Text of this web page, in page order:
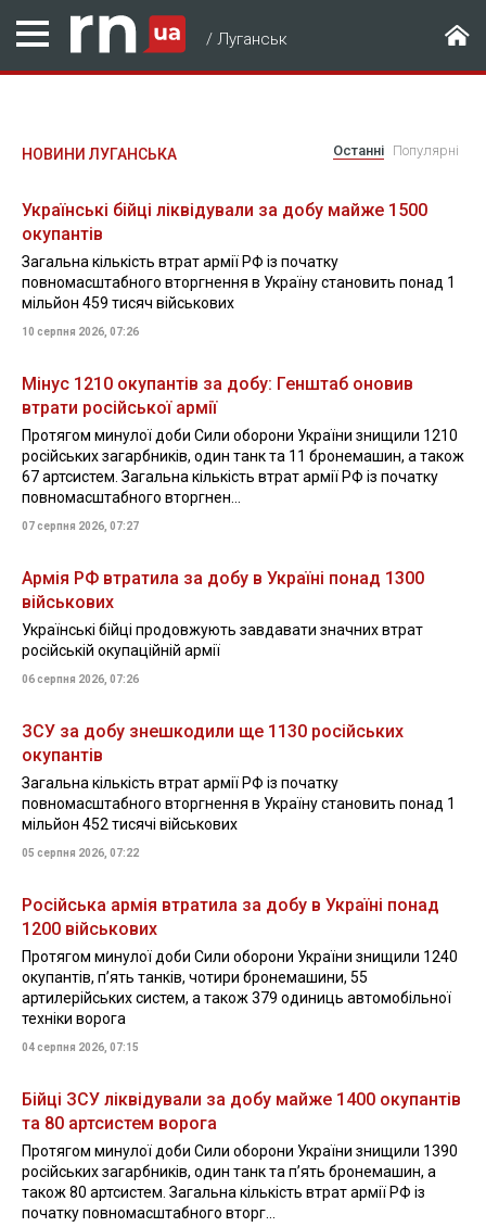
/ Луганськ
НОВИНИ ЛУГАНСЬКА Останні Популярні
Українські бійці ліквідували за добу майже 1500
окупантів
Загальна кількість втрат армії РФ із початку
повномасштабного вторгнення в Україну становить понад 1
мільйон 459 тисяч військових
10 серпня 2026, 07:26
Мінус 1210 окупантів за добу: Генштаб оновив
втрати російської армії
Протягом минулої доби Сили оборони України знищили 1210
російських загарбників, один танк та 11 бронемашин, а також
67 артсистем. Загальна кількість втрат армії РФ із початку
повномасштабного вторгнен...
07 серпня 2026, 07:27
Армія РФ втратила за добу в Україні понад 1300
військових
Українські бійці продовжують завдавати значних втрат
російській окупаційній армії
06 серпня 2026, 07:26
ЗСУ за добу знешкодили ще 1130 російських
окупантів
Загальна кількість втрат армії РФ із початку
повномасштабного вторгнення в Україну становить понад 1
мільйон 452 тисячі військових
05 серпня 2026, 07:22
Російська армія втратила за добу в Україні понад
1200 військових
Протягом минулої доби Сили оборони України знищили 1240
окупантів, пʼять танків, чотири бронемашини, 55
артилерійських систем, а також 379 одиниць автомобільної
техніки ворога
04 серпня 2026, 07:15
Бійці ЗСУ ліквідували за добу майже 1400 окупантів
та 80 артсистем ворога
Протягом минулої доби Сили оборони України знищили 1390
російських загарбників, один танк та пʼять бронемашин, а
також 80 артсистем. Загальна кількість втрат армії РФ із
початку повномасштабного вторг...